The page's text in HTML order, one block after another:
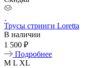
Трусы стринги Loretta
В наличии
1 500 ₽
Подробнее
M L XL